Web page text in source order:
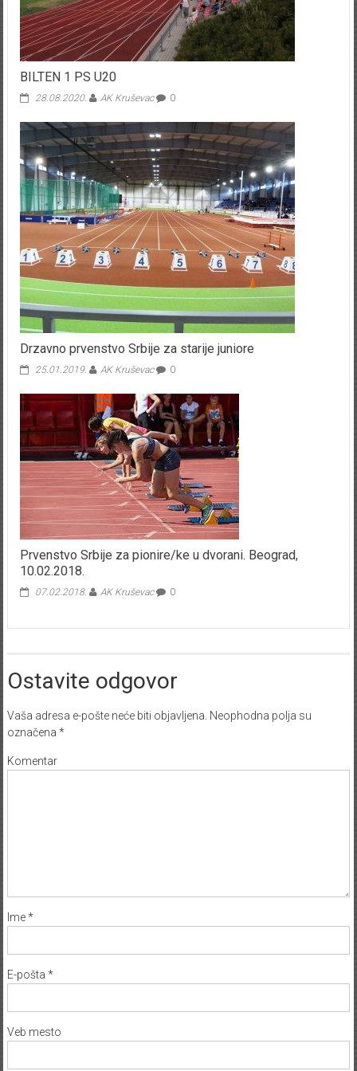
BILTEN 1 PS U20
28.08.2020. AK Kruševac 0
Drzavno prvenstvo Srbije za starije juniore
25.01.2019. AK Kruševac 0
Prvenstvo Srbije za pionire/ke u dvorani. Beograd,
10.02.2018.
07.02.2018. AK Kruševac 0
Ostavite odgovor
Vaša adresa e-pošte neće biti objavljena. Neophodna polja su
označena *
Komentar
Ime*
E-pošta *
Veb mesto